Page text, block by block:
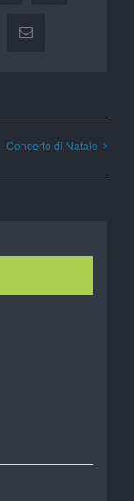
Email
Concerto di Natale